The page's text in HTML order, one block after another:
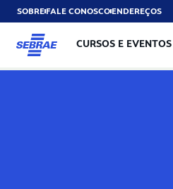
SOBREFALE CONOSCOENDEREÇOS
CURSOS E EVENTOS